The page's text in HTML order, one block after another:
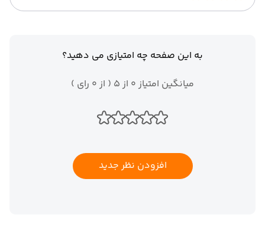
به این صفحه چه امتیازی می دهید؟
میانگین امتیاز 0 از 5 ( از 0 رای )
افزودن نظر جدید